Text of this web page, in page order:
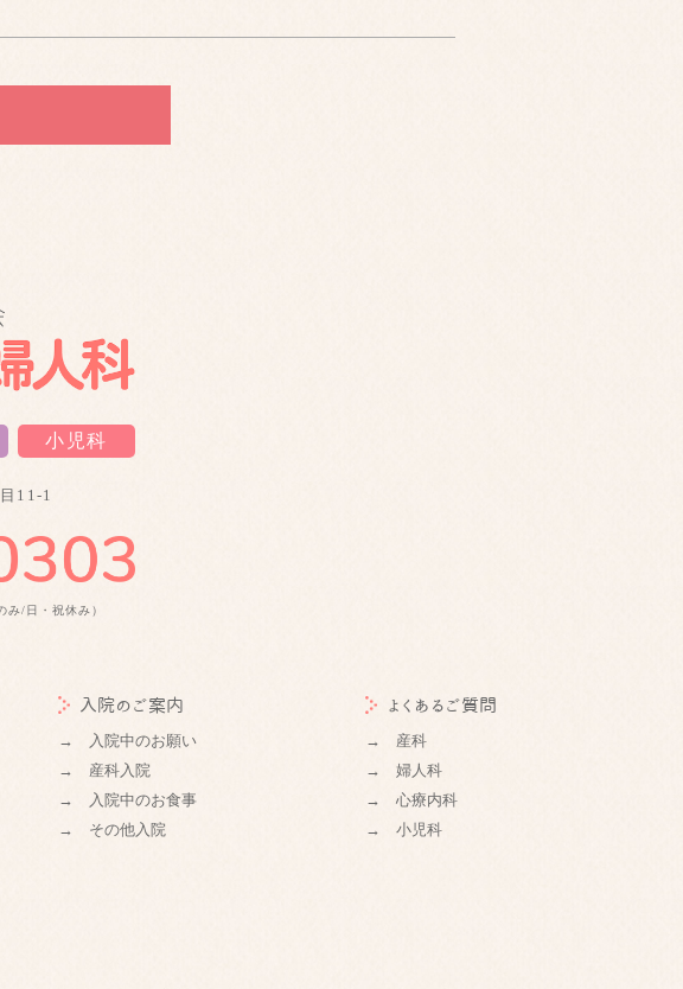
小児科
11-1
/日・祝休み）
入院のご案内
→ 入院中のお願い
→ 産科入院
→ 入院中のお食事
→ その他入院
よくあるご質問
→ 産科
→ 婦人科
→ 心療内科
→ 小児科